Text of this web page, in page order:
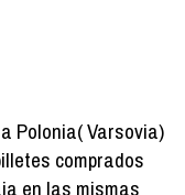
Polonia( Varsovia)
comprados
en las mismas